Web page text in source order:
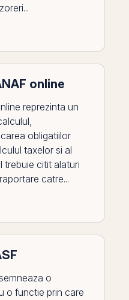
online
reprezinta un
obligatiilor
taxelor si al
trebuie citit alaturi
catre...
o
o functie prin care